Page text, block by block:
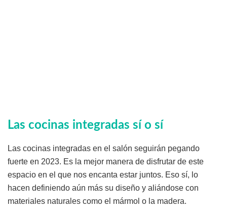
Las cocinas integradas sí o sí
Las cocinas integradas en el salón seguirán pegando
fuerte en 2023. Es la mejor manera de disfrutar de este
espacio en el que nos encanta estar juntos. Eso sí, lo
hacen definiendo aún más su diseño y aliándose con
materiales naturales como el mármol o la madera.